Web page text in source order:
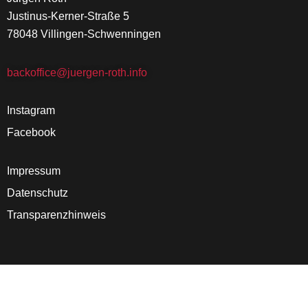
Justinus-Kerner-Straße 5
78048 Villingen-Schwenningen
backoffice@juergen-roth.info
Instagram
Facebook
Impressum
Datenschutz
Transparenzhinweis